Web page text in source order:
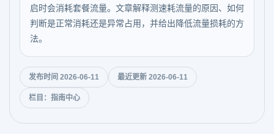
启时会消耗套餐流量。文章解释测速耗流量的原因、如何
判断是正常消耗还是异常占用，并给出降低流量损耗的方
法。
发布时间 2026-06-11 最近更新 2026-06-11
栏目：指南中心